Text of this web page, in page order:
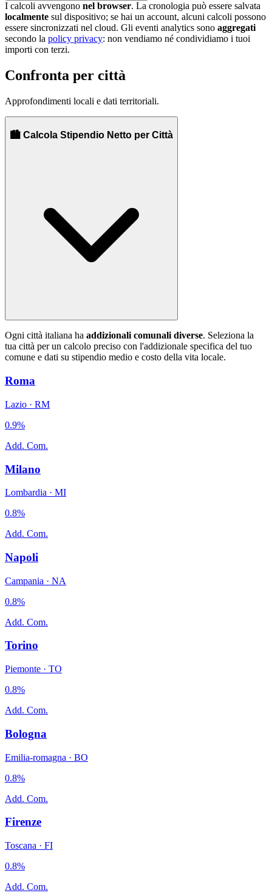
I calcoli avvengono nel browser. La cronologia può essere salvata
localmente sul dispositivo; se hai un account, alcuni calcoli possono
essere sincronizzati nel cloud. Gli eventi analytics sono aggregati
secondo la policy privacy: non vendiamo né condividiamo i tuoi
importi con terzi.
Confronta per città
Approfondimenti locali e dati territoriali.
🏙️ Calcola Stipendio Netto per Città
Ogni città italiana ha addizionali comunali diverse. Seleziona la
tua città per un calcolo preciso con l'addizionale specifica del tuo
comune e dati su stipendio medio e costo della vita locale.
Roma
Lazio · RM
0.9%
Add. Com.
Milano
Lombardia · MI
0.8%
Add. Com.
Napoli
Campania · NA
0.8%
Add. Com.
Torino
Piemonte · TO
0.8%
Add. Com.
Bologna
Emilia-romagna · BO
0.8%
Add. Com.
Firenze
Toscana · FI
0.8%
Add. Com.